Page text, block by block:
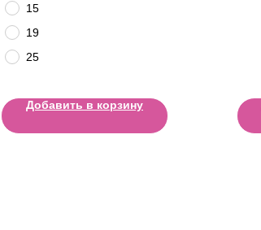
15
19
25
Добавить в корзину